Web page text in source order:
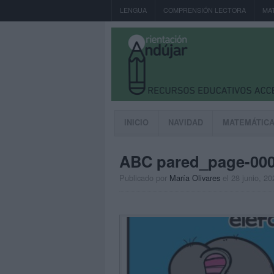
LENGUA COMPRENSIÓN LECTORA
INICIO NAVIDAD
ABC pared_page-
Publicado por María Olivares el 28 junio,